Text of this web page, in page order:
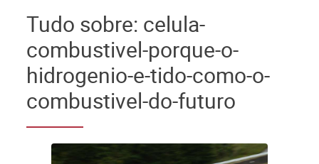
Tudo sobre: celula-
combustivel-porque-o-
hidrogenio-e-tido-como-o-
combustivel-do-futuro